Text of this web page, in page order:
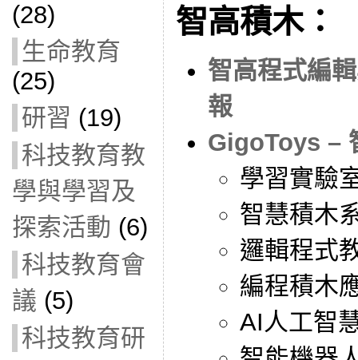
(28)
生命教育
(25)
研習 (19)
科技教育教
學與學習及
探索活動 (6)
科技教育會
議 (5)
科技教育研
智高積木：
智高程式編
報
GigoToys –
學習實驗
智慧積木
邏輯程式
編程積木
AI人工智